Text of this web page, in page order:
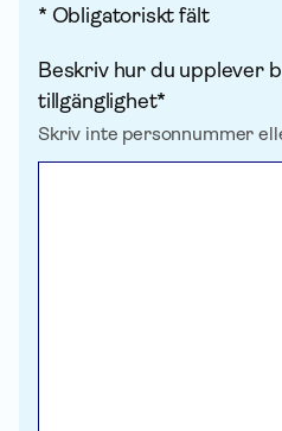
* Obligatoriskt fält
Beskriv hur du upplever
tillgänglighet*
Skriv inte personnummer